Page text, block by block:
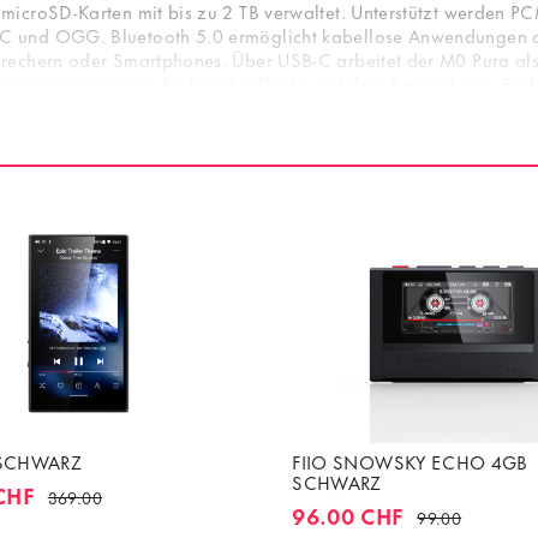
Karten mit bis zu 2 TB verwaltet. Unterstützt werden
und OGG. Bluetooth 5.0 ermöglicht kabellose
oder Smartphones. Über USB-C arbeitet der M0 Pura
369.00
FIIO SNOWSKY ECHO 4GB
SCHWARZ
96.00 CHF 99.00